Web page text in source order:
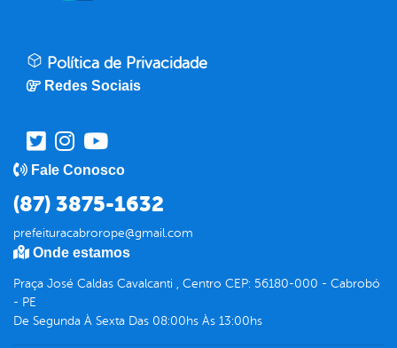
Política de Privacidade
Redes Sociais
Fale Conosco
(87) 3875-1632
prefeituracabrorope@gmail.com
Onde estamos
Praça José Caldas Cavalcanti , Centro CEP: 56180-000 - Cabrobó
- PE
De Segunda À Sexta Das 08:00hs Às 13:00hs